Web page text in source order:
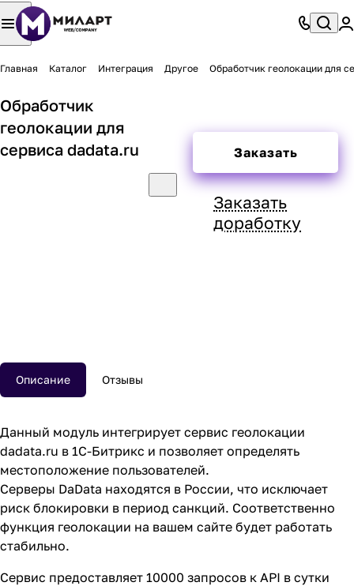
Главная Каталог Интеграция Другое Обработчик геолокации для
Обработчик
геолокации для
сервиса dadata.ru
Заказать
Заказать
доработку
Описание Отзывы
Данный модуль интегрирует сервис геолокации
dadata.ru в 1С-Битрикс и позволяет определять
местоположение пользователей.
Серверы DaData находятся в России, что исключает
риск блокировки в период санкций. Соответственно
функция геолокации на вашем сайте будет работать
стабильно.
Сервис предоставляет 10000 запросов к API в сутки